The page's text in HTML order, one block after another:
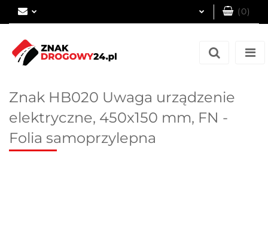
(0)
Znak HB020 Uwaga urządzenie
elektryczne, 450x150 mm, FN -
Folia samoprzylepna